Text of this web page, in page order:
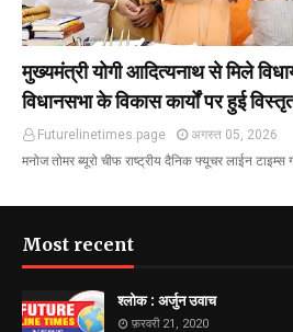
मुख्यमंत्री योगी आदित्यनाथ से मिले
विधानसभा के विकास कार्यों पर हुई
Futurelinetimes.page
अगस्त 05, 2026
मनोज तोमर ब्यूरो चीफ राष्ट्रीय दैनिक फ्यूचर लाईन
Most recent
श्लोक : अर्जुन उवाच
फ़रवरी 21, 2020